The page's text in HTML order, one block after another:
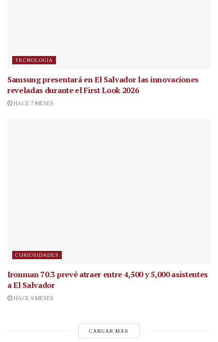
TECNOLOGÍA
Samsung presentará en El Salvador las innovaciones
reveladas durante el First Look 2026
HACE 7 MESES
CURIOSIDADES
Ironman 70.3 prevé atraer entre 4,500 y 5,000 asistentes
a El Salvador
HACE 9 MESES
CARGAR MÁS